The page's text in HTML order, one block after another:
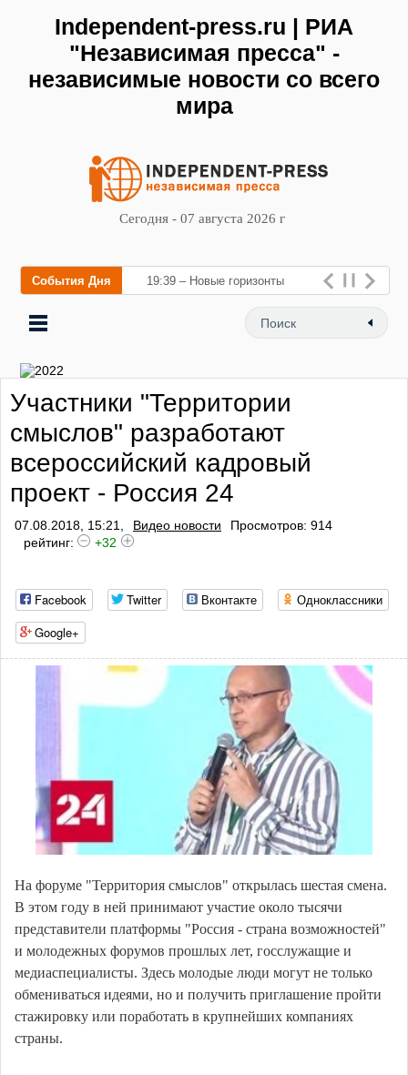
Independent-press.ru | РИА
"Независимая пресса" -
независимые новости со всего
мира
Сегодня - 07 августа 2026 г
События Дня 19:39 – Новые горизонты
флебологии: в Москве
открылся «Городской центр
Участники "Территории
смыслов" разработают
всероссийский кадровый
проект - Россия 24
07.08.2018, 15:21, Видео новости
Просмотров: 914
рейтинг:
+32
Facebook Twitter Вконтакте
Одноклассники
Google+
На форуме "Территория смыслов" открылась шестая смена.
В этом году в ней принимают участие около тысячи
представители платформы "Россия - страна возможностей"
и молодежных форумов прошлых лет, госслужащие и
медиаспециалисты. Здесь молодые люди могут не только
обмениваться идеями, но и получить приглашение пройти
стажировку или поработать в крупнейших компаниях
страны.